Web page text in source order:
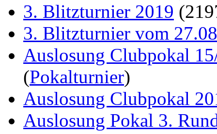
3. Blitzturnier 2019
3. Blitzturnier vom
Auslosung Clubpokal
(Pokalturnier)
Auslosung Clubpokal
Auslosung Pokal 3.